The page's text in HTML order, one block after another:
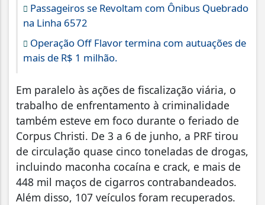
Passageiros se Revoltam com Ônibus Quebrado
na Linha 6572
Operação Off Flavor termina com autuações de
mais de R$ 1 milhão.
Em paralelo às ações de fiscalização viária, o
trabalho de enfrentamento à criminalidade
também esteve em foco durante o feriado de
Corpus Christi. De 3 a 6 de junho, a PRF tirou
de circulação quase cinco toneladas de drogas,
incluindo maconha cocaína e crack, e mais de
448 mil maços de cigarros contrabandeados.
Além disso, 107 veículos foram recuperados.